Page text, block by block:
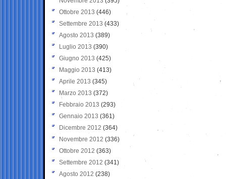
Ottobre 2013 (446)
Settembre 2013 (433)
Agosto 2013 (389)
Luglio 2013 (390)
Giugno 2013 (425)
Maggio 2013 (413)
Aprile 2013 (345)
Marzo 2013 (372)
Febbraio 2013 (293)
Gennaio 2013 (361)
Dicembre 2012 (364)
Novembre 2012 (336)
Ottobre 2012 (363)
Settembre 2012 (341)
Agosto 2012 (238)